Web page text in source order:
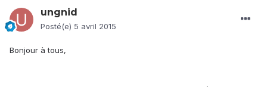
ungnid
Posté(e) 5 avril 2015
Bonjour à tous,